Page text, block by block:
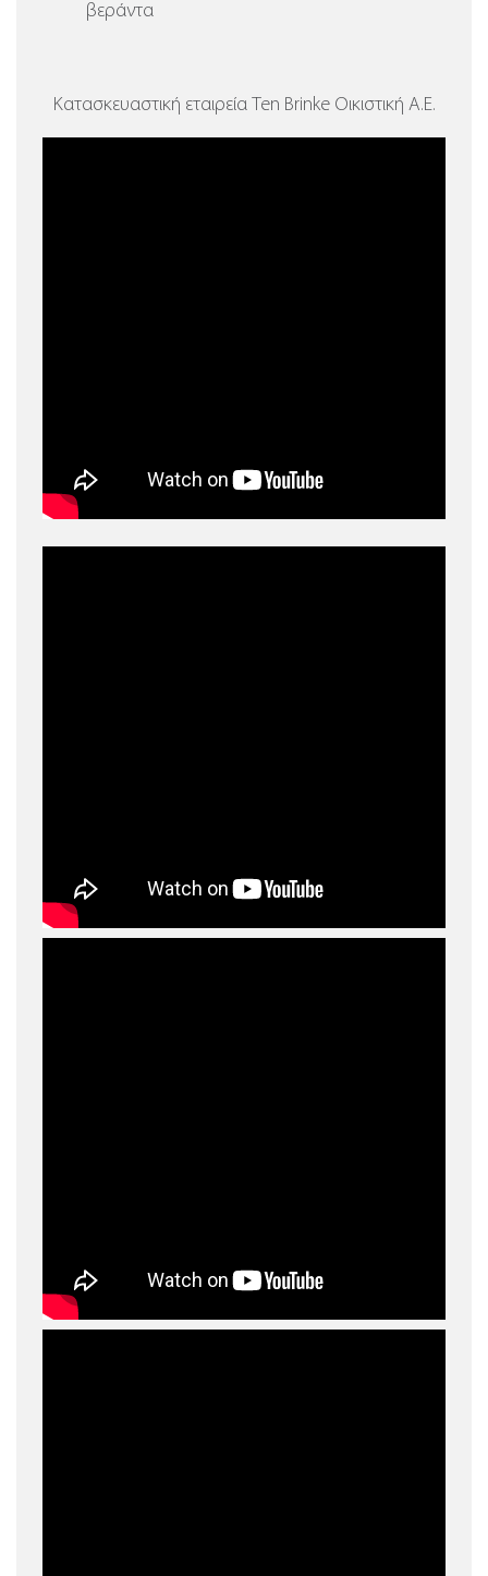
βεράντα
Κατασκευαστική εταιρεία Ten Brinke Οικιστική Α.Ε.